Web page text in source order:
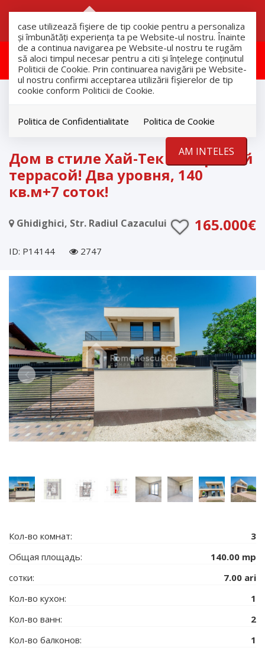
case utilizează fişiere de tip cookie pentru a personaliza
și îmbunătăți experiența ta pe Website-ul nostru. Înainte
de a continua navigarea pe Website-ul nostru te rugăm
să aloci timpul necesar pentru a citi și înțelege conținutul
Politicii de Cookie. Prin continuarea navigării pe Website-
ul nostru confirmi acceptarea utilizării fişierelor de tip
cookie conform Politicii de Cookie.
Politica de Confidentialitate Politica de Cookie
AM INTELES
Aceasta proprietate a fost retras!
продажа
Ghidighici
Дом в стиле Хай-Тек с открытой
террасой! Два уровня, 140
кв.м+7 соток!
Ghidighici, Str. Radiul Cazacului 165.000€
ID: P14144 2747
Кол-во комнат:
3
Общая площадь:
140.00 mp
сотки:
7.00 ari
Кол-во кухон:
1
Кол-во ванн:
2
Кол-во балконов:
1